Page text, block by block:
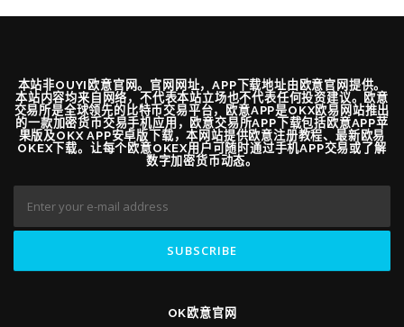
本站非OUYI欧意官网。官网网址，APP下载地址由欧意官网提供。
本站内容均来自网络，不代表本站立场也不代表任何投资建议。欧意
交易所是全球领先的比特币交易平台，欧意APP是OKX欧易网站推出
的一款加密货币交易手机应用，欧意交易所APP下载包括欧意APP苹
果版及OKX APP安卓版下载，本网站提供欧意注册教程、最新欧易
OKEX下载。让每个欧意OKEX用户可随时通过手机APP交易或了解
数字加密货币动态。
OK欧意官网